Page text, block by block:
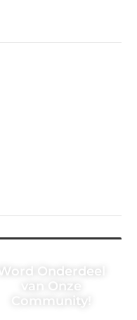
Word Onderdeel
van Onze
Community!